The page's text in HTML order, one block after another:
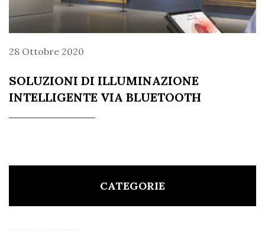
28 Ottobre 2020
SOLUZIONI DI ILLUMINAZIONE
INTELLIGENTE VIA BLUETOOTH
CATEGORIE